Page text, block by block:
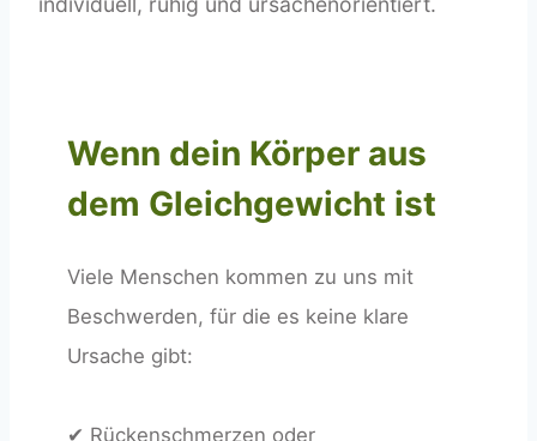
Wenn dein Körper aus
dem Gleichgewicht ist
Viele Menschen kommen zu uns mit
Beschwerden, für die es keine klare
Ursache gibt:
✔ Rückenschmerzen oder